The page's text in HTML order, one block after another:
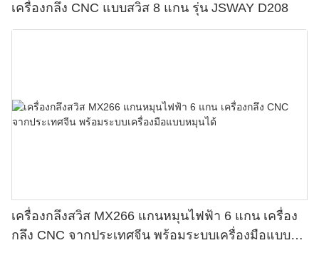
เครื่องกลึง CNC แบบสวิส 8 แกน รุ่น JSWAY D208
เครื่องกลึงสวิส MX266 แกนหมุนไฟฟ้า 6 แกน เครื่อง
กลึง CNC จากประเทศจีน พร้อมระบบเครื่องมือแบบ